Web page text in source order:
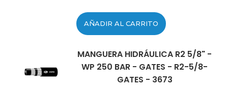
AÑADIR AL CARRITO
MANGUERA HIDRÁULICA R2 5/8" -
WP 250 BAR - GATES - R2-5/8-
GATES - 3673